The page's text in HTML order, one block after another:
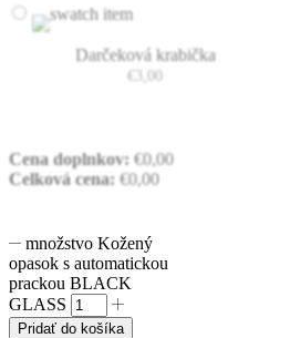
Darčeková krabička
€ 3,00
Cena doplnkov: €0,00
Celková cena: €0,00
množstvo Kožený
opasok s automatickou
prackou BLACK
GLASS
Pridať do košíka